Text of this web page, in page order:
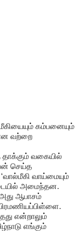
கம்பனையும்
வற்றை
வகையில்
செய்த
வாய்மையும்
அமைந்தன.
ஆபாசம்
என்றாலும்
எங்கும்